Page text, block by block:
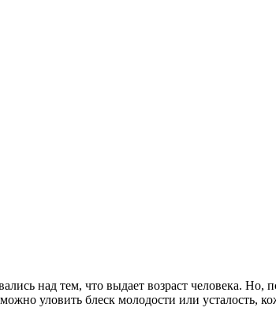
над тем, что выдает возраст человека.
уловить блеск молодости или усталость,